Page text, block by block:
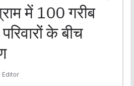
में 100 गरीब
के बीच
Editor